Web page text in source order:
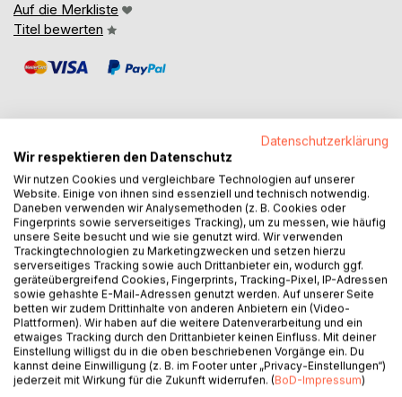
Auf die Merkliste
Titel bewerten
BESCHREIBUNG
Was einem im Einzelhandel der DDR so passierte und wie
man darin die Wende erlebte ist der erste Teil.
Er war aber für ein einzelnes Buch nicht ausreichend.
Was ich mit meinem Hund, einer süßen Pudeline, erlebte,
war leider auch nicht ausreichend für ein Buch.
Deshalb und weil ich im April 2020 seit fünfzwanzig Jahren
im Radio "on air" bin, noch die Radiogeschichten. Was kann
man alles für interessante Menschen im Studio
kennenlernen und warum macht "Radio machen" einfach
Spaß, kann man hier erfahren.
Datenschutzerklärung
Wir respektieren den Datenschutz
Wir nutzen Cookies und vergleichbare Technologien auf unserer
Website. Einige von ihnen sind essenziell und technisch notwendig.
Daneben verwenden wir Analysemethoden (z. B. Cookies oder
Fingerprints sowie serverseitiges Tracking), um zu messen, wie häufig
unsere Seite besucht und wie sie genutzt wird. Wir verwenden
Trackingtechnologien zu Marketingzwecken und setzen hierzu
serverseitiges Tracking sowie auch Drittanbieter ein, wodurch ggf.
geräteübergreifend Cookies, Fingerprints, Tracking-Pixel, IP-Adressen
sowie gehashte E-Mail-Adressen genutzt werden. Auf unserer Seite
betten wir zudem Drittinhalte von anderen Anbietern ein (Video-
Plattformen). Wir haben auf die weitere Datenverarbeitung und ein
etwaiges Tracking durch den Drittanbieter keinen Einfluss. Mit deiner
Einstellung willigst du in die oben beschriebenen Vorgänge ein. Du
kannst deine Einwilligung (z. B. im Footer unter „Privacy-Einstellungen“)
jederzeit mit Wirkung für die Zukunft widerrufen. (BoD-Impressum)